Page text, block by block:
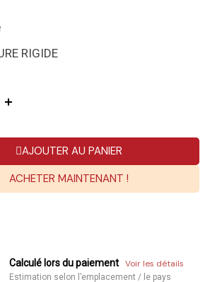
RIGIDE
AJOUTER AU PANIER
ACHETER MAINTENANT !
Calculé lors du paiement Voir les détails
Estimation selon l’emplacement / le pays